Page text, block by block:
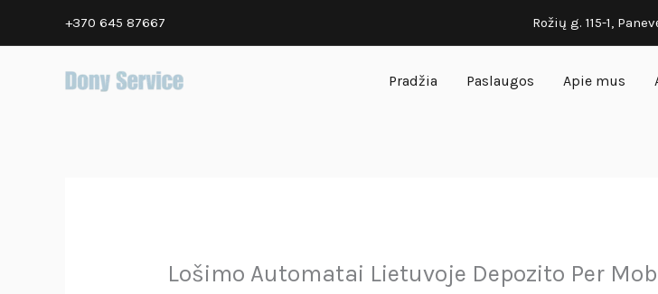
prie
+370 645 87667 Rožių g. 115-1,
Pradžia Paslaugos Apie mus
Lošimo Automatai Lietuvoje Depozito Per